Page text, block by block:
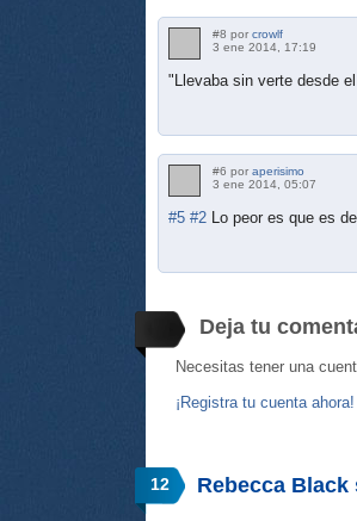
#8 por crowlf
3 ene 2014, 17:19
"Llevaba sin verte desde
#6 por aperisimo
3 ene 2014, 05:07
#5 #2 Lo peor es que es
Deja tu
Necesitas tener una
¡Registra tu cuenta ahora!
12 Rebecca